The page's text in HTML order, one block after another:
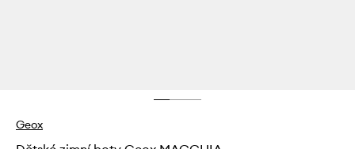
Geox